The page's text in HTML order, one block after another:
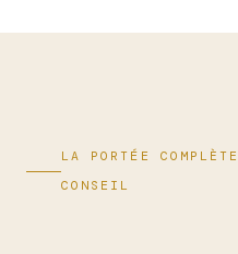
LA PORTÉE
CONSEIL